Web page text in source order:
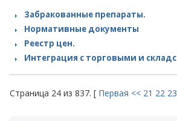
Забракованные препараты.
Нормативные документы
Реестр цен.
Интеграция с торговыми и
Страница 24 из 837. [ Первая << 21 22 23